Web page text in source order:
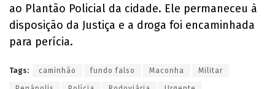
ao Plantão Policial da cidade. Ele permaneceu à
disposição da Justiça e a droga foi encaminhada
para perícia.
Tags: caminhão fundo falso Maconha Militar